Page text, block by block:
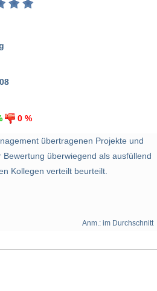
0 %
übertragenen Projekte und
überwiegend als ausfüllend
Kollegen verteilt beurteilt.
Anm.: im Durchschnitt